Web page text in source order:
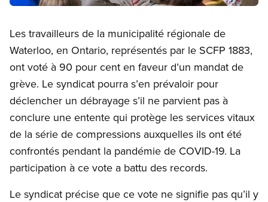
Les travailleurs de la municipalité régionale de
Waterloo, en Ontario, représentés par le SCFP 1883,
ont voté à 90 pour cent en faveur d’un mandat de
grève. Le syndicat pourra s’en prévaloir pour
déclencher un débrayage s’il ne parvient pas à
conclure une entente qui protège les services vitaux
de la série de compressions auxquelles ils ont été
confrontés pendant la pandémie de COVID-19. La
participation à ce vote a battu des records.
Le syndicat précise que ce vote ne signifie pas qu’il y